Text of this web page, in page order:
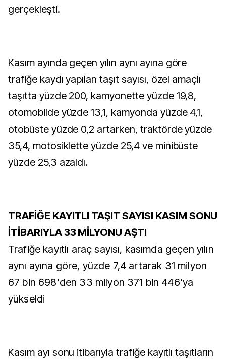
gerçekleşti.
Kasım ayında geçen yılın aynı ayına göre
trafiğe kaydı yapılan taşıt sayısı, özel amaçlı
taşıtta yüzde 200, kamyonette yüzde 19,8,
otomobilde yüzde 13,1, kamyonda yüzde 4,1,
otobüste yüzde 0,2 artarken, traktörde yüzde
35,4, motosiklette yüzde 25,4 ve minibüste
yüzde 25,3 azaldı.
TRAFİĞE KAYITLI TAŞIT SAYISI KASIM SONU
İTİBARIYLA 33 MİLYONU AŞTI
Trafiğe kayıtlı araç sayısı, kasımda geçen yılın
aynı ayına göre, yüzde 7,4 artarak 31 milyon
67 bin 698'den 33 milyon 371 bin 446'ya
yükseldi
Kasım ayı sonu itibarıyla trafiğe kayıtlı taşıtların